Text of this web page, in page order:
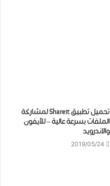
تحميل تطبيق Shareit لمشاركة
الملفات بسرعة عالية – للآيفون
والاندرويد
2019/05/24